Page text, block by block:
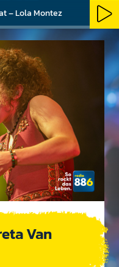
– Lola Montez
Van